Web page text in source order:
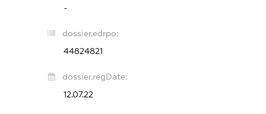
-
dossier.edrpo:
44824821
dossier.regDate:
12.07.22